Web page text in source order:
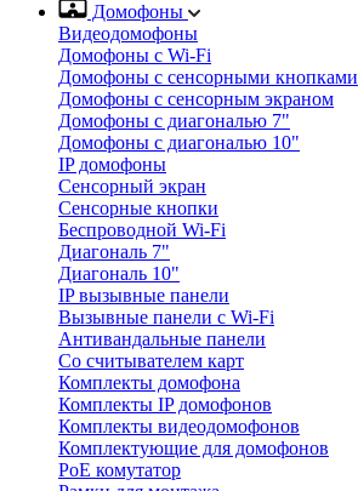
Домофоны
Видеодомофоны
Домофоны с Wi-Fi
Домофоны с сенсорными кнопками
Домофоны с сенсорным экраном
Домофоны с диагональю 7"
Домофоны с диагональю 10"
IP домофоны
Сенсорный экран
Сенсорные кнопки
Беспроводной Wi-Fi
Диагональ 7"
Диагональ 10"
IP вызывные панели
Вызывные панели с Wi-Fi
Антивандальные панели
Со считывателем карт
Комплекты домофона
Комплекты IP домофонов
Комплекты видеодомофонов
Комплектующие для домофонов
PoE комутатор